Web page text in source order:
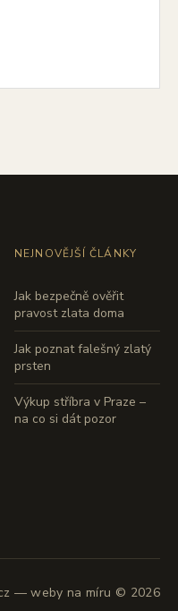
NEJNOVĚJŠÍ ČLÁNKY
Jak bezpečně ověřit
pravost zlata doma
Jak poznat falešný zlatý
prsten
Výkup stříbra v Praze –
na co si dát pozor
— weby na míru © 2026